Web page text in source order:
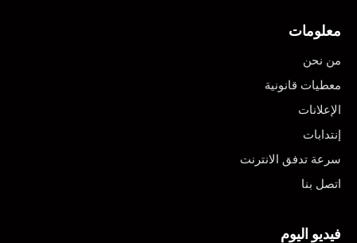
معلومات
من نحن
معطيات قانونية
الإعلانات
إنتدابات
سرعة تدفق الانترنت
اتصل بنا
فيديو اليوم